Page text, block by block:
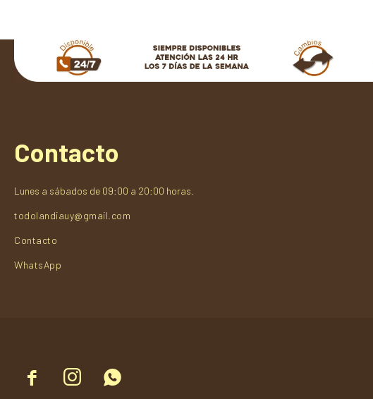
  
Contacto
Lunes a sábados de 09:00 a 20:00 horas.
todolandiauy@gmail.com
Contacto
WhatsApp